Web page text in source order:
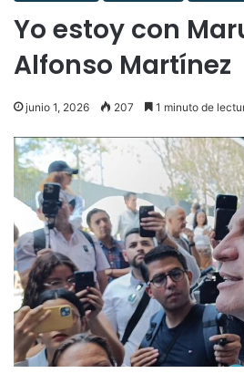
Yo estoy con
Alfonso Martínez
junio 1, 2026 207 1 minuto de